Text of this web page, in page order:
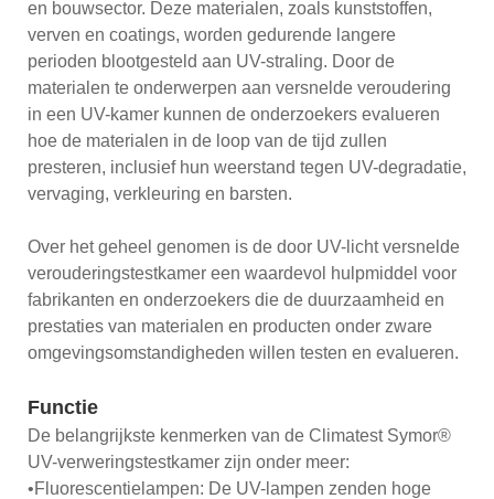
en bouwsector. Deze materialen, zoals kunststoffen,
verven en coatings, worden gedurende langere
perioden blootgesteld aan UV-straling. Door de
materialen te onderwerpen aan versnelde veroudering
in een UV-kamer kunnen de onderzoekers evalueren
hoe de materialen in de loop van de tijd zullen
presteren, inclusief hun weerstand tegen UV-degradatie,
vervaging, verkleuring en barsten.
Over het geheel genomen is de door UV-licht versnelde
verouderingstestkamer een waardevol hulpmiddel voor
fabrikanten en onderzoekers die de duurzaamheid en
prestaties van materialen en producten onder zware
omgevingsomstandigheden willen testen en evalueren.
Functie
De belangrijkste kenmerken van de Climatest Symor®
UV-verweringstestkamer zijn onder meer:
•Fluorescentielampen: De UV-lampen zenden hoge